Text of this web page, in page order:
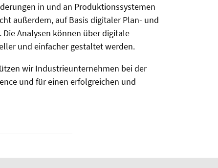
in und an Produktionssystemen
außerdem, auf Basis digitaler Plan- und
Die Analysen können über digitale
und einfacher gestaltet werden.
wir Industrieunternehmen bei der
und für einen erfolgreichen und